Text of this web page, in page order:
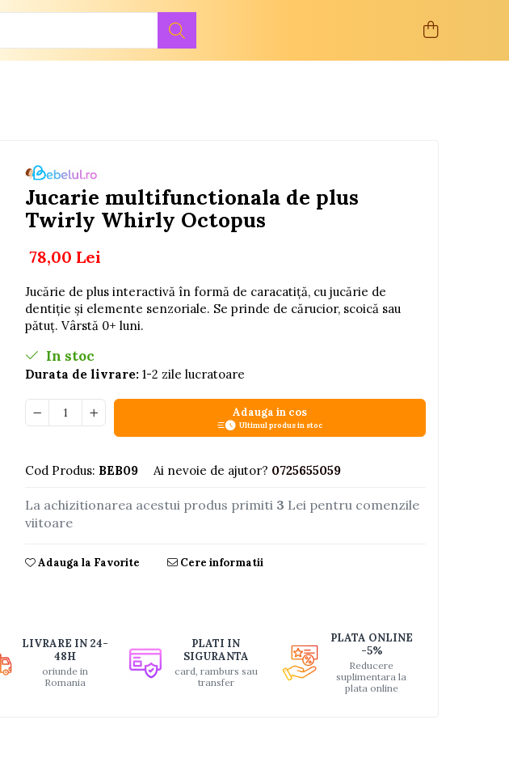
Jucarie multifunctionala de plus
Twirly Whirly Octopus
78,00 Lei
Jucărie de plus interactivă în formă de caracatiță, cu jucărie de
dentiție și elemente senzoriale. Se prinde de cărucior, scoică sau
pătuț. Vârstă 0+ luni.
In stoc
Durata de livrare: 1-2 zile lucratoare
Adauga in cos
Ultimul produs in stoc
Cod Produs: BEB09 Ai nevoie de ajutor? 0725655059
La achizitionarea acestui produs primiti 3 Lei pentru comenzile
viitoare
Adauga la Favorite Cere informatii
LIVRARE IN 24-
48H
oriunde in
Romania
PLATI IN
SIGURANTA
card, ramburs sau
transfer
PLATA ONLINE
-5%
Reducere
suplimentara la
plata online